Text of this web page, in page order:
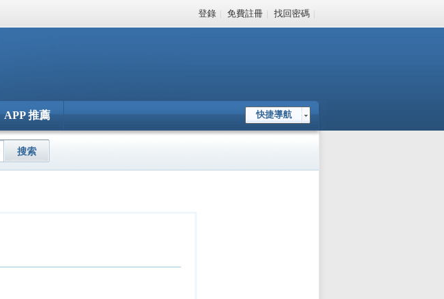
登錄 | 免費註冊 | 找回密碼 |
快捷導航
APP 推薦
搜索